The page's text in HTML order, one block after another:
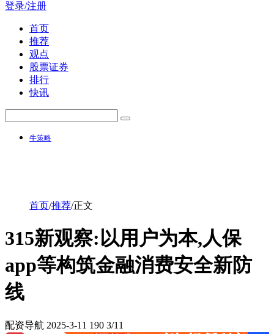
登录/注册
首页
推荐
观点
股票证券
排行
快讯
牛策略
首页/推荐/正文
315新观察:以用户为本,人保
app等构筑金融消费安全新防
线
配资导航 2025-3-11 190 3/11